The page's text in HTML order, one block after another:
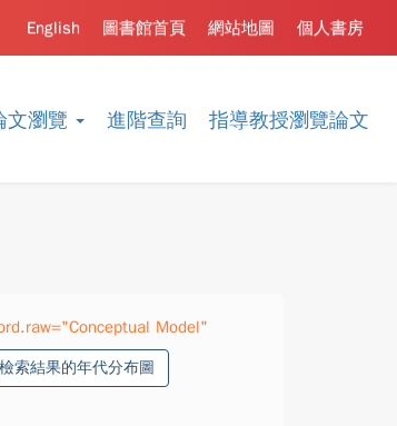
文瀏覽 進階查詢 指導教授瀏覽論文
個人書房
網站地圖
圖書館首頁
English
Model"
索結果的年代分布圖